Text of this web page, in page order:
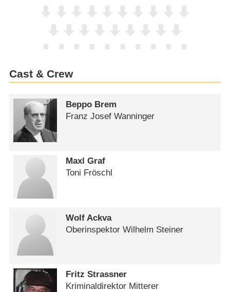
Cast & Crew
Beppo Brem
Franz Josef Wanninger
Maxl Graf
Toni Fröschl
Wolf Ackva
Oberinspektor Wilhelm Steiner
Fritz Strassner
Kriminaldirektor Mitterer